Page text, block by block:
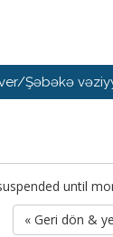
Şəbəkə
until
« Geri dön &